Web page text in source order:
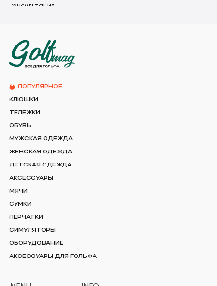
консультация
КЛЮШКИ
СУМКИ
ОБУВЬ
ПЕРЧАТКИ
ТЕЛЕЖКИ
АКСЕССУАРЫ ДЛЯ ГОЛЬФА
МЯЧИ
СИМУЛЯТОРЫ
ОБОРУДОВАНИЕ
МУЖСКАЯ ОДЕЖДА
ЖЕНСКАЯ ОДЕЖДА
ДЕТСКАЯ ОДЕЖДА
АКСЕССУАРЫ
ПОПУЛЯРНОЕ